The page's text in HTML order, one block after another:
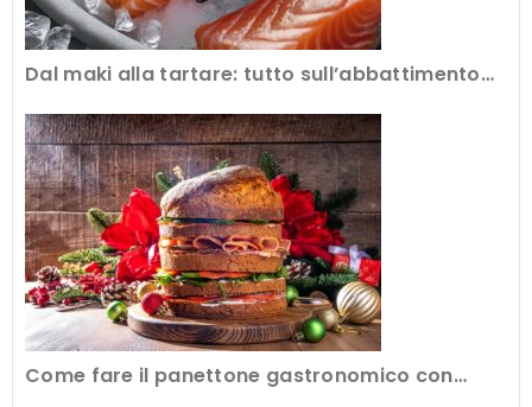
Dal maki alla tartare: tutto sull’abbattimento
Come fare il panettone gastronomico con